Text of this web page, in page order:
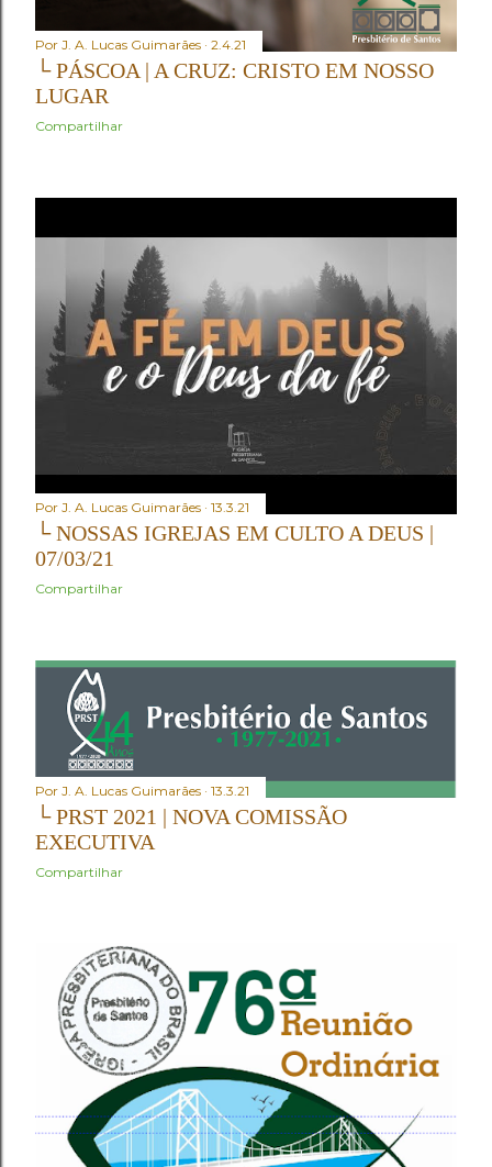
Por J. A. Lucas Guimarães 2.4.21
└ PÁSCOA | A CRUZ: CRISTO EM NOSSO
LUGAR
Compartilhar
Por J. A. Lucas Guimarães 13.3.21
└ NOSSAS IGREJAS EM CULTO A DEUS |
07/03/21
Compartilhar
Por J. A. Lucas Guimarães 13.3.21
└ PRST 2021 | NOVA COMISSÃO
EXECUTIVA
Compartilhar